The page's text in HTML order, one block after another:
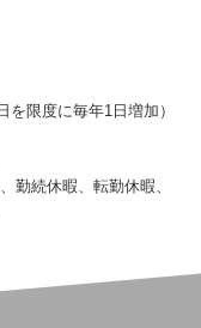
を限度に毎年1日増加）
勤続休暇、転勤休暇、